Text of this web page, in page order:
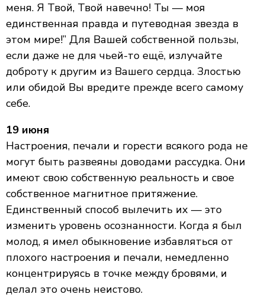
меня. Я Твой, Твой навечно! Ты — моя
единственная правда и путеводная звезда в
этом мире!” Для Вашей собственной пользы,
если даже не для чьей-то ещё, излучайте
доброту к другим из Вашего сердца. Злостью
или обидой Вы вредите прежде всего самому
себе.
19 июня
Настроения, печали и горести всякого рода не
могут быть развеяны доводами рассудка. Они
имеют свою собственную реальность и свое
собственное магнитное притяжение.
Единственный способ вылечить их — это
изменить уровень осознанности. Когда я был
молод, я имел обыкновение избавляться от
плохого настроения и печали, немедленно
концентрируясь в точке между бровями, и
делал это очень неистово.